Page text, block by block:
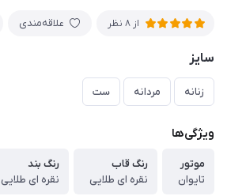
از 8 نظر علاقه‌مندی
سایز
زنانه مردانه ست
ویژگی‌ها
موتور
تایوان
رنگ قاب
نقره ای طلایی
رنگ بند
نقره ای طلایی